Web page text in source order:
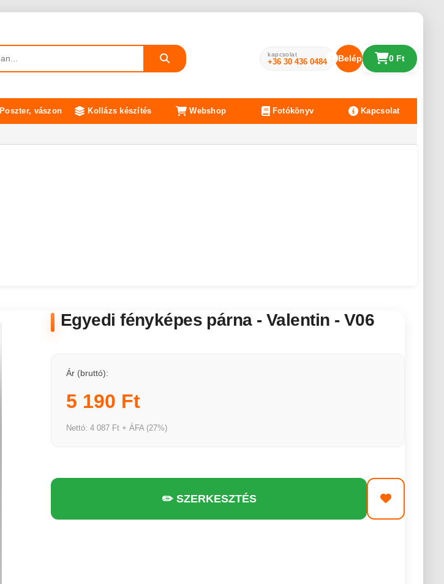
kapcsolat
+36 30 436 0484 Belépés 0 Ft
Poszter, vászon Kollázs készítés Webshop Fotókönyv Kapcsolat
Egyedi fényképes párna - Valentin - V06
Ár (bruttó):
5 190 Ft
Nettó: 4 087 Ft + ÁFA (27%)
✏️ SZERKESZTÉS